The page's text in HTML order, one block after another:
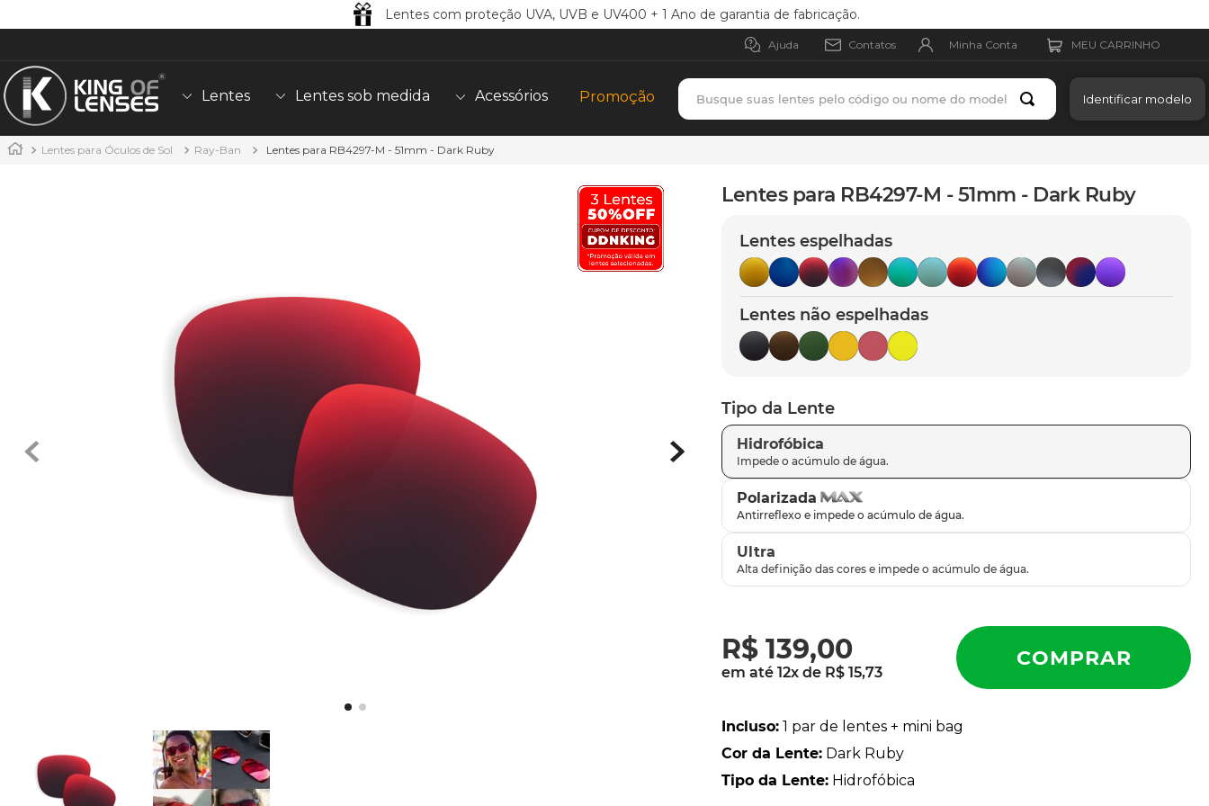
Lentes com proteção UVA, UVB e UV400 + 1 Ano de garantia de fabricação.
Ajuda Contatos Minha Conta
Lentes Lentes sob medida Acessórios Promoção
Busque suas lentes pelo código ou nome do modelo
Identificar modelo
Lentes para Óculos de Sol Ray-Ban Lentes para RB4297-M - 51mm - Dark Ruby
Lentes para RB4297-M - 51mm - Dark Ruby
Lentes espelhadas
Lentes não espelhadas
Tipo da Lente
Hidrofóbica
Polarizada
Ultra
R$ 139,00
em até12x de R$ 15,73
Incluso: 1 par de lentes + mini bag
Cor da Lente: Dark Ruby
Tipo da Lente: Hidrofóbica
TERMOS MAIS BUSCADOS
latch
sutro